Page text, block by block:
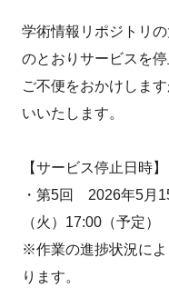
学術情報リポジトリ
のとおりサービスを停
ご不便をおかけしま
いいたします。
【サービス停止日時】
・第5回 2026年5月
（火）17:00（予定）
※作業の進捗状況に
ります。